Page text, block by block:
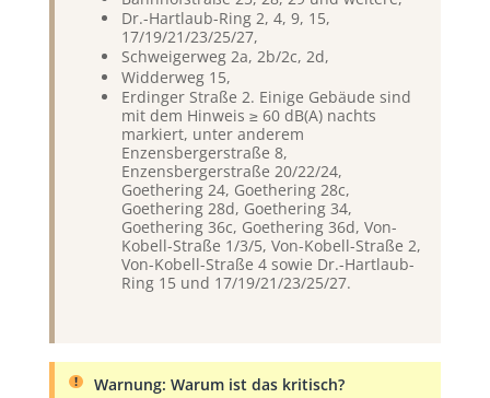
Dr.-Hartlaub-Ring 2, 4, 9, 15,
17/19/21/23/25/27,
Schweigerweg 2a, 2b/2c, 2d,
Widderweg 15,
Erdinger Straße 2. Einige Gebäude sind
mit dem Hinweis ≥ 60 dB(A) nachts
markiert, unter anderem
Enzensbergerstraße 8,
Enzensbergerstraße 20/22/24,
Goethering 24, Goethering 28c,
Goethering 28d, Goethering 34,
Goethering 36c, Goethering 36d, Von-
Kobell-Straße 1/3/5, Von-Kobell-Straße 2,
Von-Kobell-Straße 4 sowie Dr.-Hartlaub-
Ring 15 und 17/19/21/23/25/27.
Warnung: Warum ist das kritisch?